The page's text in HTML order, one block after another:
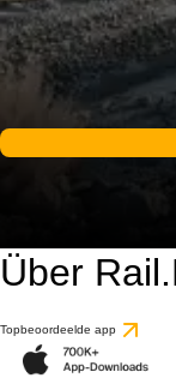
Über
Topbeoordeelde app